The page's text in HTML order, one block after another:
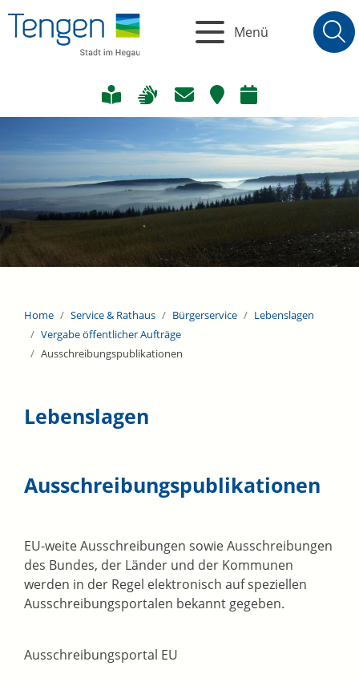
Menü
Home Service & Rathaus Bürgerservice
Lebenslagen
Vergabe öffentlicher Aufträge
Ausschreibungspublikationen
Lebenslagen
Ausschreibungspublikationen
EU-weite Ausschreibungen sowie Ausschreibungen
des Bundes, der Länder und der Kommunen
werden in der Regel elektronisch auf speziellen
Ausschreibungsportalen bekannt gegeben.
Ausschreibungsportal EU